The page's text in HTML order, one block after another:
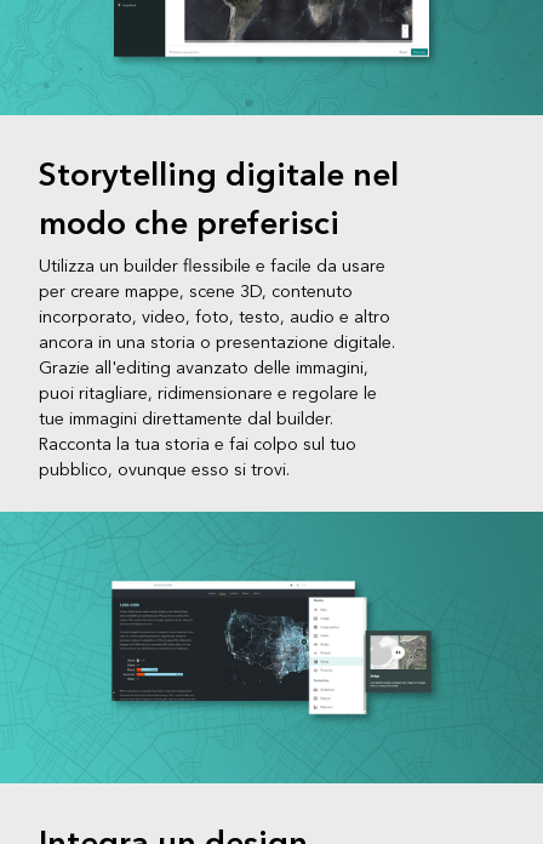
Storytelling digitale nel
modo che preferisci
Utilizza un builder flessibile e facile da usare
per creare mappe, scene 3D, contenuto
incorporato, video, foto, testo, audio e altro
ancora in una storia o presentazione digitale.
Grazie all'editing avanzato delle immagini,
puoi ritagliare, ridimensionare e regolare le
tue immagini direttamente dal builder.
Racconta la tua storia e fai colpo sul tuo
pubblico, ovunque esso si trovi.